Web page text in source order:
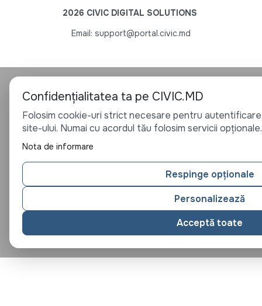
2026 CIVIC DIGITAL SOLUTIONS
Email: support@portal.civic.md
Confidențialitatea ta pe CIVIC.MD
Folosim cookie-uri strict necesare pentru
site-ului. Numai cu acordul tău folosim servicii opționale.
Nota de informare
Respinge opționale
Personalizează
Acceptă toate